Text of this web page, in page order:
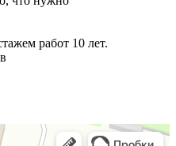
работ 10 лет.